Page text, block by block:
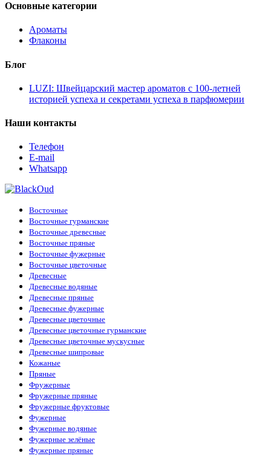
Основные категории
Ароматы
Флаконы
Блог
LUZI: Швейцарский мастер ароматов с 100-летней
историей успеха и секретами успеха в парфюмерии
Наши контакты
Телефон
E-mail
Whatsapp
Восточные
Восточные гурманские
Восточные древесные
Восточные пряные
Восточные фужерные
Восточные цветочные
Древесные
Древесные водяные
Древесные пряные
Древесные фужерные
Древесные цветочные
Древесные цветочные гурманские
Древесные цветочные мускусные
Древесные шипровые
Кожаные
Пряные
Фружерные
Фружерные пряные
Фружерные фруктовые
Фужерные
Фужерные водяные
Фужерные зелёные
Фужерные пряные